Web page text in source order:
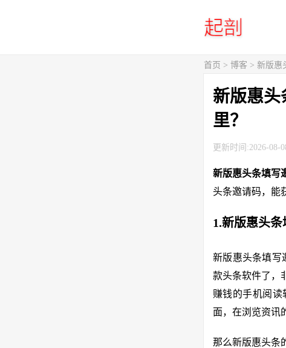
首页 > 博客 > 新版惠
新版惠头
里？
更新时间:2026-08-
新版惠头条填写
头条邀请码，能
1.新版惠头条
新版惠头条填写
款头条软件了，
赚钱的手机阅读
面，在浏览资讯
那么新版惠头条